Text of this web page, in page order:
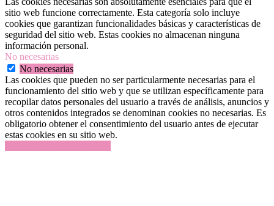
sitio web funcione correctamente. Esta categoría solo incluye
cookies que garantizan funcionalidades básicas y características de
seguridad del sitio web. Estas cookies no almacenan ninguna
información personal.
No necesarias
No necesarias
Las cookies que pueden no ser particularmente necesarias para el
funcionamiento del sitio web y que se utilizan específicamente para
recopilar datos personales del usuario a través de análisis, anuncios y
otros contenidos integrados se denominan cookies no necesarias. Es
obligatorio obtener el consentimiento del usuario antes de ejecutar
estas cookies en su sitio web.